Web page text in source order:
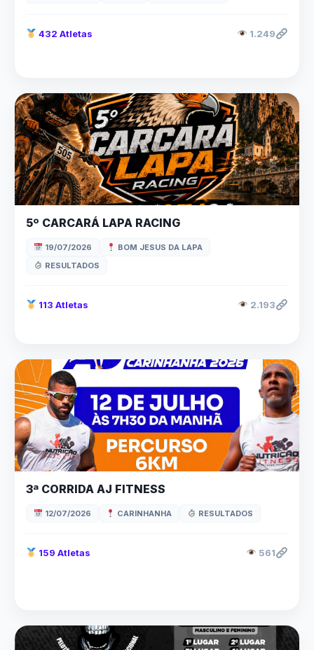
432 Atletas 1.249
5º CARCARÁ LAPA RACING
19/07/2026
BOM JESUS DA LAPA
RESULTADOS
113 Atletas 2.193
3ª CORRIDA AJ FITNESS
12/07/2026 CARINHANHA RESULTADOS
159 Atletas 561